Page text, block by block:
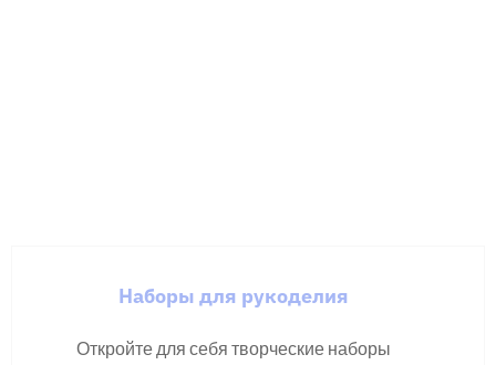
Наборы для рукоделия
Откройте для себя творческие наборы